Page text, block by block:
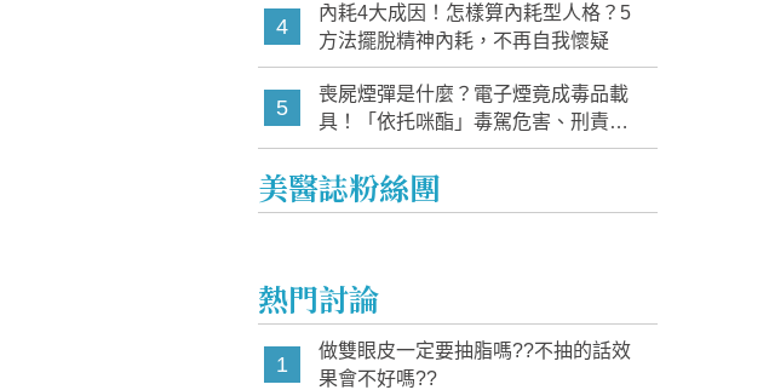
4
內耗4大成因！怎樣算內耗型人格？5
方法擺脫精神內耗，不再自我懷疑
5
喪屍煙彈是什麼？電子煙竟成毒品載
具！「依托咪酯」毒駕危害、刑責與
家長必知警訊
美醫誌粉絲團
熱門討論
1
做雙眼皮一定要抽脂嗎??不抽的話效
果會不好嗎??